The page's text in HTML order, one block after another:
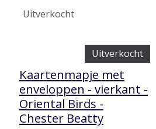
Uitverkocht
Uitverkocht
Kaartenmapje met
enveloppen - vierkant -
Oriental Birds -
Chester Beatty